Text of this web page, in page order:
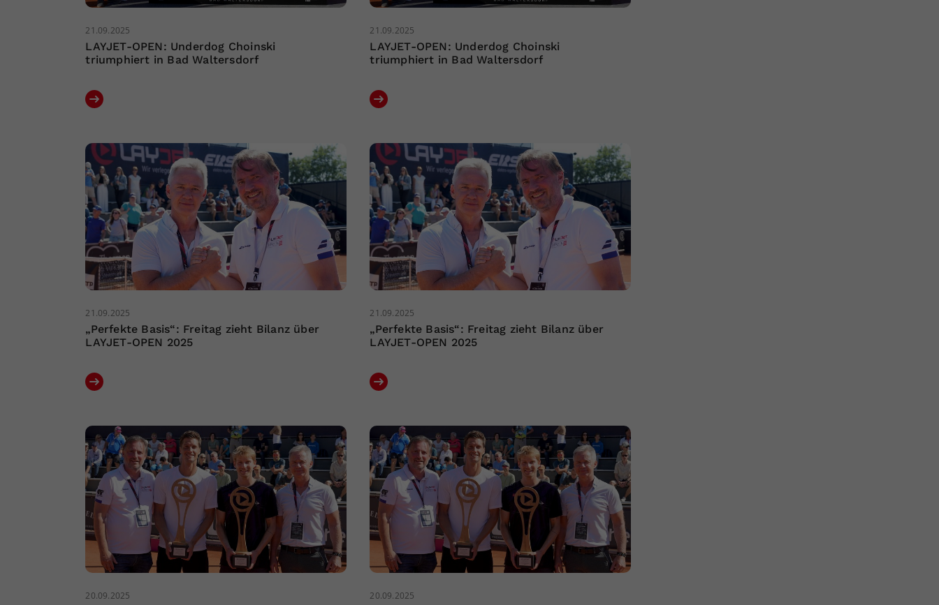
21.09.2025
LAYJET-OPEN: Underdog Choinski
triumphiert in Bad Waltersdorf
21.09.2025
LAYJET-OPEN: Underdog Choinski
triumphiert in Bad Waltersdorf
21.09.2025
„Perfekte Basis“: Freitag zieht Bilanz über
LAYJET-OPEN 2025
21.09.2025
„Perfekte Basis“: Freitag zieht Bilanz über
LAYJET-OPEN 2025
20.09.2025 20.09.2025